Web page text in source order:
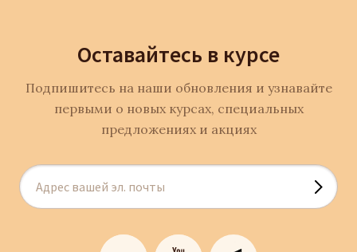
Оставайтесь в курсе
Подпишитесь на наши обновления и узнавайте
первыми о новых курсах, специальных
предложениях и акциях